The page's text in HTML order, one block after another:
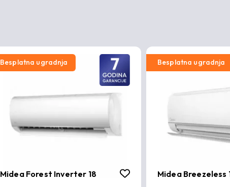
Besplatna ugradnja
Midea Forest Inverter 18
Besplatna ugradnja
Midea Breezeless